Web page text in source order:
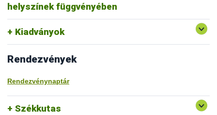
helyszínek függvényében
Monorierdő erdészeti fajok vizsgálata, fajtakitermesztés
Kiadványok
Rendezvények
Rendezvénynaptár
Székkutas